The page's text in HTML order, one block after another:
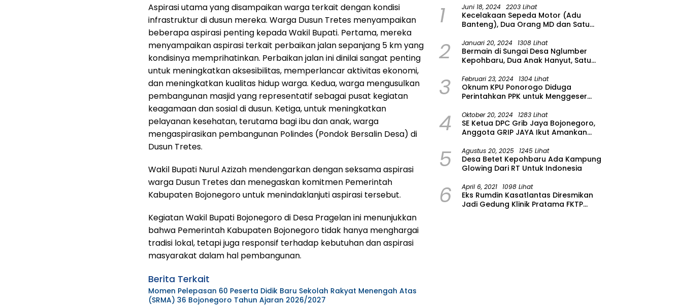
Aspirasi utama yang disampaikan warga terkait dengan kondisi
infrastruktur di dusun mereka. Warga Dusun Tretes menyampaikan
beberapa aspirasi penting kepada Wakil Bupati. Pertama, mereka
menyampaikan aspirasi terkait perbaikan jalan sepanjang 5 km yang
kondisinya memprihatinkan. Perbaikan jalan ini dinilai sangat penting
untuk meningkatkan aksesibilitas, memperlancar aktivitas ekonomi,
dan meningkatkan kualitas hidup warga. Kedua, warga mengusulkan
pembangunan masjid yang representatif sebagai pusat kegiatan
keagamaan dan sosial di dusun. Ketiga, untuk meningkatkan
pelayanan kesehatan, terutama bagi ibu dan anak, warga
mengaspirasikan pembangunan Polindes (Pondok Bersalin Desa) di
Dusun Tretes.
Wakil Bupati Nurul Azizah mendengarkan dengan seksama aspirasi
warga Dusun Tretes dan menegaskan komitmen Pemerintah
Kabupaten Bojonegoro untuk menindaklanjuti aspirasi tersebut.
Kegiatan Wakil Bupati Bojonegoro di Desa Pragelan ini menunjukkan
bahwa Pemerintah Kabupaten Bojonegoro tidak hanya menghargai
tradisi lokal, tetapi juga responsif terhadap kebutuhan dan aspirasi
masyarakat dalam hal pembangunan.
Berita Terkait
Momen Pelepasan 60 Peserta Didik Baru Sekolah Rakyat Menengah Atas
(SRMA) 36 Bojonegoro Tahun Ajaran 2026/2027
1 Juni 18, 2024 2203 Lihat
Kecelakaan Sepeda Motor (Adu
Banteng), Dua Orang MD dan Satu
2 Januari 20, 2024 1308 Lihat
Bermain di Sungai Desa Nglumber
Kepohbaru, Dua Anak Hanyut, Satu
Masih Dalam Pencarian
3 Februari 23, 2024 1304 Lihat
Oknum KPU Ponorogo Diduga
Perintahkan PPK untuk Menggeser
Provinsi Asal Partai Gerindra
4 Oktober 20, 2024 1283 Lihat
SE Ketua DPC Grib Jaya Bojonegoro,
Anggota GRIP JAYA Ikut Amankan
Wilayah Bojonegoro
5 Agustus 20, 2025 1245 Lihat
Desa Betet Kepohbaru Ada Kampung
Glowing Dari RT Untuk Indonesia
6 April 6, 2021 1098 Lihat
Eks Rumdin Kasatlantas Diresmikan
Jadi Gedung Klinik Pratama FKTP